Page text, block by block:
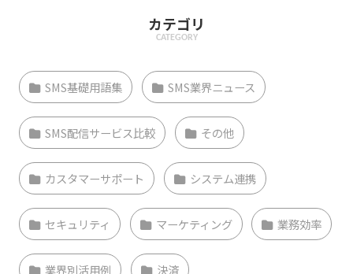
カテゴリ
CATEGORY
SMS基礎用語集 SMS業界ニュース
SMS配信サービス比較 その他
カスタマーサポート システム連携
セキュリティ マーケティング 業務効率
業界別活用例 決済